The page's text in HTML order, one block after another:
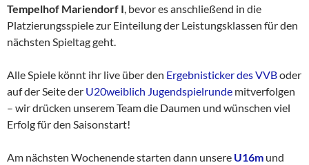
Tempelhof Mariendorf I, bevor es anschließend in die
Platzierungsspiele zur Einteilung der Leistungsklassen für den
nächsten Spieltag geht.
Alle Spiele könnt ihr live über den Ergebnisticker des VVBoder
auf der Seite der U20weiblich Jugendspielrunde mitverfolgen
– wir drücken unserem Team die Daumen und wünschen viel
Erfolg für den Saisonstart!
Am nächsten Wochenende starten dann unsere U16m und